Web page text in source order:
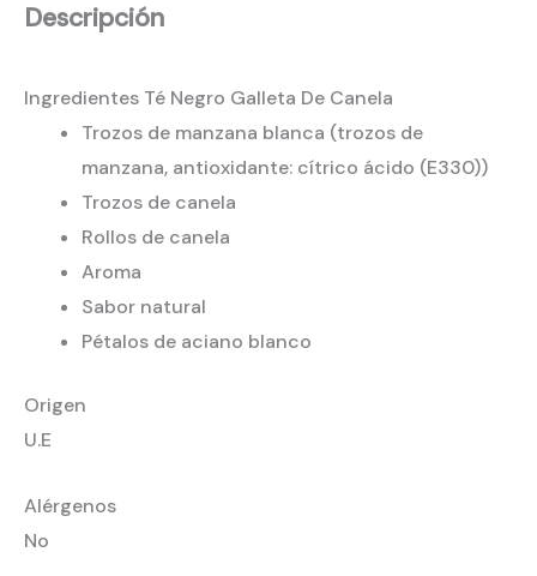
Descripción
Ingredientes Té Negro Galleta De Canela
Trozos de manzana blanca (trozos de
manzana, antioxidante: cítrico ácido (E330))
Trozos de canela
Rollos de canela
Aroma
Sabor natural
Pétalos de aciano blanco
Origen
U.E
Alérgenos
No